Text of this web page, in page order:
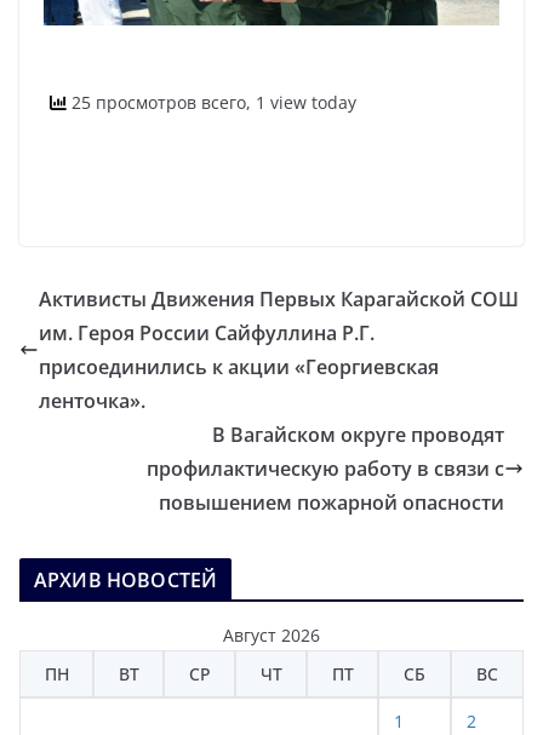
25 просмотров всего, 1 view today
Активисты Движения Первых Карагайской СОШ
им. Героя России Сайфуллина Р.Г.
присоединились к акции «Георгиевская
ленточка».
В Вагайском округе проводят
профилактическую работу в связи с
повышением пожарной опасности
АРХИВ НОВОСТЕЙ
Август 2026
ПН
ВТ СР ЧТ ПТ СБ ВС
1 2